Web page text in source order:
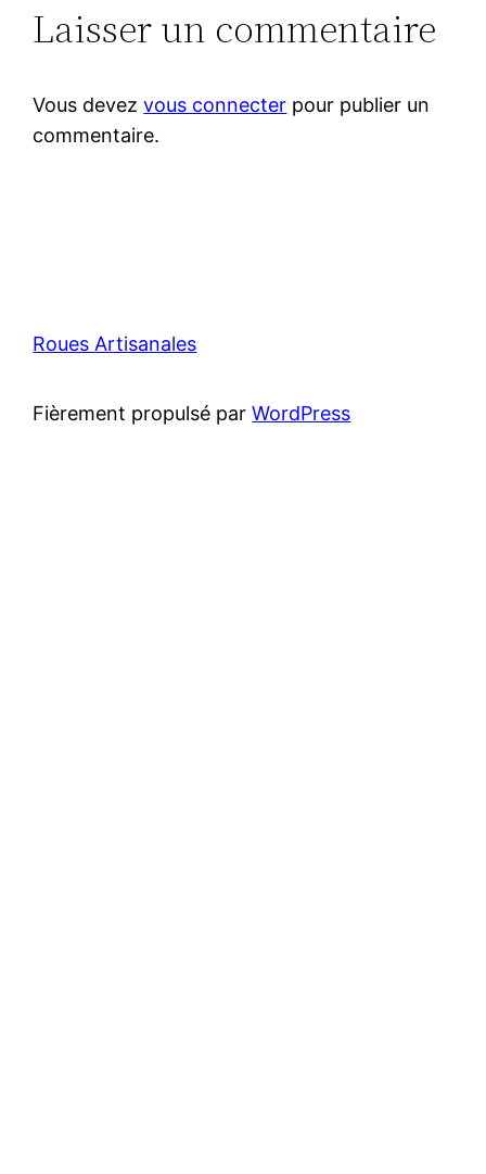
Laisser un commentaire
Vous devezvous connecter pour publier un
commentaire.
Roues Artisanales
Fièrement propulsé parWordPress